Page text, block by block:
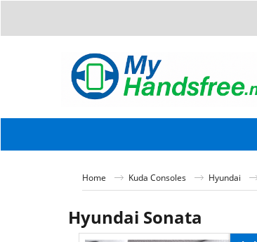
Home Kuda Consoles Hyundai
Hyundai Sonata